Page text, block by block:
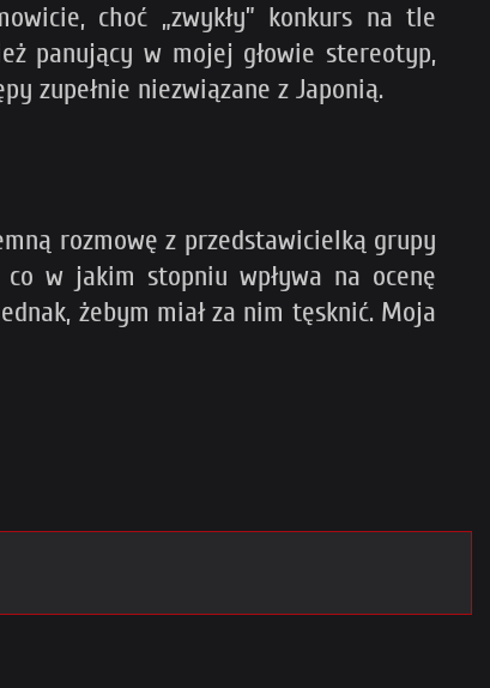
choć „zwykły” konkurs na tle
panujący w mojej głowie stereotyp,
zupełnie niezwiązane z Japonią.
rozmowę z przedstawicielką grupy
w jakim stopniu wpływa na ocenę
żebym miał za nim tęsknić. Moja